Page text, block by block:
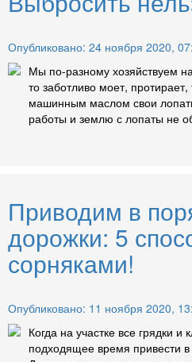
Опубликовано: 24 ноября 2020,
Мы по-разному хозяйствуем
то заботливо моет,
машинным маслом свои
работы и землю с лопаты не
Приводим в
дорожки: 5
сорняками!
Опубликовано: 11 ноября 2020,
Когда на участке все грядки
подходящее время привести